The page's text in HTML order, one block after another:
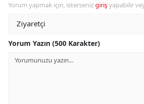
Yorum yapmak için, istersenizgirişyapabilir
Yorum Yazın (500 Karakter)